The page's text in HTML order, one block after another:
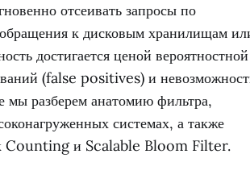
отсеивать запросы по
к дисковым хранилищам
достигается ценой вероятностной
(false positives) и
мы разберем анатомию фильтра,
системах, а также
Counting и Scalable Bloom Filter.